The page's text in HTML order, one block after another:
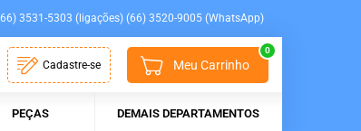
3531-5303 (ligações) (66) 3520-9005 (WhatsApp)
Cadastre-se Meu Carrinho
0
PEÇAS DEMAIS DEPARTAMENTOS